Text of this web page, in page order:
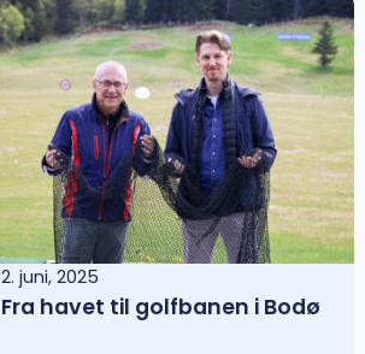
2. juni, 2025
Fra havet til golfbanen i Bodø